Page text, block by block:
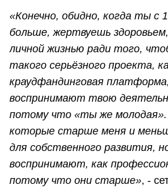
«Конечно, обидно, когда ты с
больше, жертвуешь
личной жизнью ради того,
такого серьёзного проекта,
краудфандинговая
воспринимают твою
потому что «ты же
которые старше меня и
для собственного развития,
воспринимают, как
потому что они старше», -